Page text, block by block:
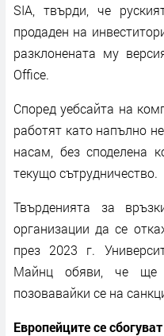
SIA, твърди, че
продаден на
разклонената му
Office.
Според уебсайта на
работят като напълно
насам, без споделена
текущо сътрудничество.
Твърденията за
организации да се
през 2023 г.
Майнц обяви, че ще
позовавайки се на
Европейците се